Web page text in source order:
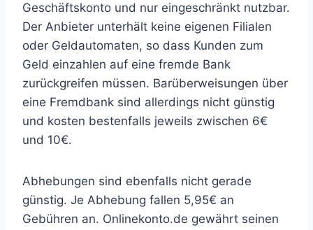
Geschäftskonto und nur eingeschränkt nutzbar.
Der Anbieter unterhält keine eigenen Filialen
oder Geldautomaten, so dass Kunden zum
Geld einzahlen auf eine fremde Bank
zurückgreifen müssen. Barüberweisungen über
eine Fremdbank sind allerdings nicht günstig
und kosten bestenfalls jeweils zwischen 6€
und 10€.
Abhebungen sind ebenfalls nicht gerade
günstig. Je Abhebung fallen 5,95€ an
Gebühren an. Onlinekonto.de gewährt seinen